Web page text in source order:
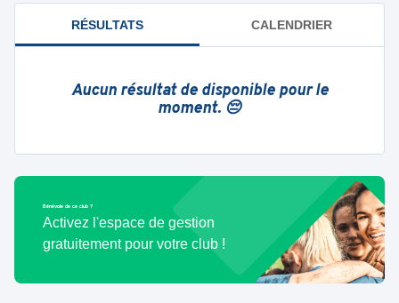
RÉSULTATS CALENDRIER
Aucun résultat de disponible pour le
moment. 😔
Bénévole de ce club ?
Activez l'espace de gestion
gratuitement pour votre club !